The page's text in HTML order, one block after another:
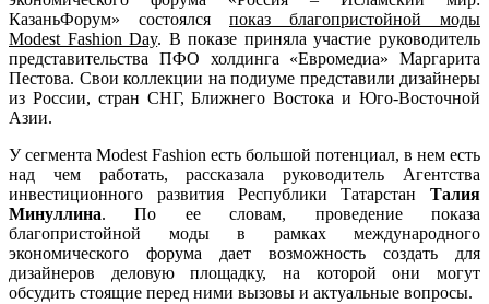
КазаньФорум» состоялся показ
благопристойной моды
Modest Fashion Day. В показе приняла участие руководитель
представительства ПФО холдинга «Евромедиа» Маргарита
Пестова. Свои коллекции на подиуме представили дизайнеры
из России, стран СНГ, Ближнего Востока и Юго-Восточной
Азии.
У сегмента Modest Fashion есть большой потенциал, в нем есть
над чем работать, рассказала руководитель Агентства
инвестиционного развития Республики Татарстан Талия
Минуллина. По ее словам, проведение показа
благопристойной моды в рамках международного
экономического форума дает возможность создать для
дизайнеров деловую площадку, на которой они могут
обсудить стоящие перед ними вызовы и актуальные вопросы.